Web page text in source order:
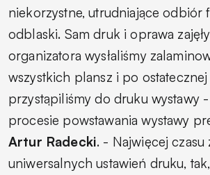
niekorzystne, utrudniające odbiór
odblaski. Sam druk i oprawa
organizatora wysłaliśmy
wszystkich plansz i po
przystąpiliśmy do druku wystawy-
procesie powstawania wystawy
Artur Radecki. - Najwięcej czasu
uniwersalnych ustawień druku,